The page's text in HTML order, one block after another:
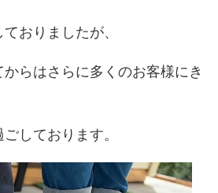
おりましたが、
らはさらに多くのお客様にき
しております。